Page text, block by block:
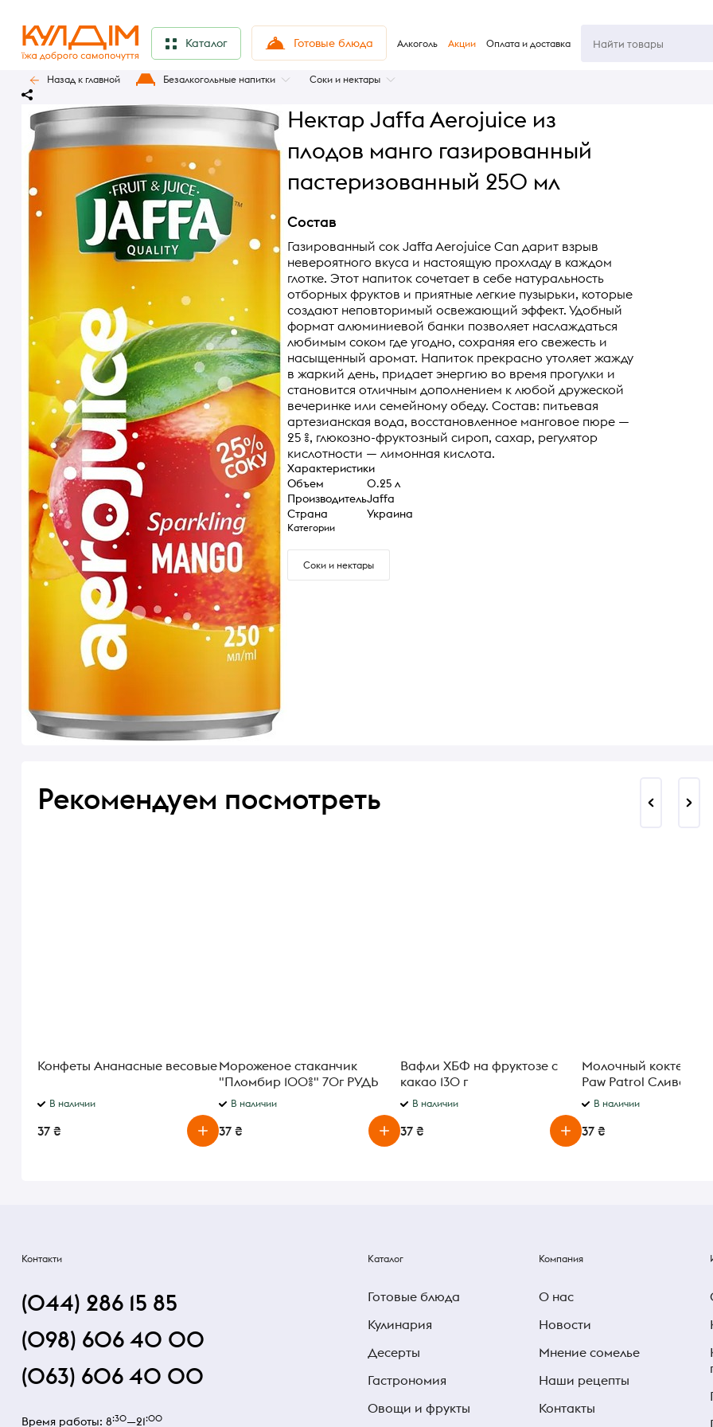
Каталог Готовые блюда Алкоголь Акции Оплата и доставка
Назад к главной Безалкогольные напитки Соки и нектары
Нектар Jaffa Aerojuice из
плодов манго газированный
пастеризованный 250 мл
Состав
Газированный сок Jaffa Aerojuice Can дарит взрыв
невероятного вкуса и настоящую прохладу в каждом
глотке. Этот напиток сочетает в себе натуральность
отборных фруктов и приятные легкие пузырьки, которые
создают неповторимый освежающий эффект. Удобный
формат алюминиевой банки позволяет наслаждаться
любимым соком где угодно, сохраняя его свежесть и
насыщенный аромат. Напиток прекрасно утоляет жажду
в жаркий день, придает энергию во время прогулки и
становится отличным дополнением к любой дружеской
вечеринке или семейному обеду. Состав: питьевая
артезианская вода, восстановленное манговое пюре —
25 %, глюкозно-фруктозный сироп, сахар, регулятор
кислотности — лимонная кислота.
Характеристики
Объем
0.25 л
ПроизводительJaffa
Страна
Украина
Категории
Соки и нектары
Рекомендуем посмотреть
Конфеты Ананасные весовые
В наличии
37 ₴
Мороженое стаканчик
"Пломбир 100%" 70г РУДЬ
В наличии
37 ₴
Вафли ХБФ на фруктозе с
какао 130 г
В наличии
37 ₴
Молочный коктейль
Paw Patrol Сливочно-
ванильный 2.5% 212 г
В наличии
37 ₴
Контакти
(044) 286 15 85
(098) 606 40 00
(063) 606 40 00
Время работы: 8:30—21:00
Каталог
Готовые блюда
Кулинария
Десерты
Гастрономия
Овощи и фрукты
Компания
О нас
Новости
Мнение сомелье
Наши рецепты
Контакты